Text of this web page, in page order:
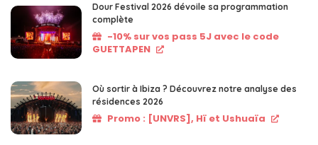
Dour Festival 2026 dévoile sa programmation
complète
-10% sur vos pass 5J avec le code
GUETTAPEN
Où sortir à Ibiza ? Découvrez notre analyse des
résidences 2026
Promo : [UNVRS], Hï et Ushuaïa